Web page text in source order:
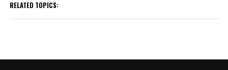
RELATED TOPICS: